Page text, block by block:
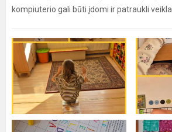
kompiuterio gali būti įdomi ir patraukli veikla.